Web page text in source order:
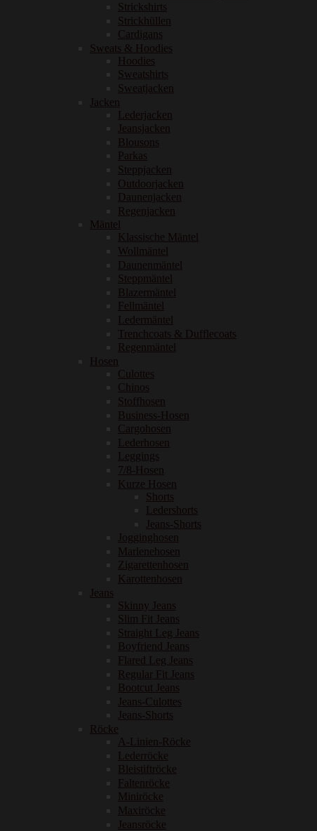
Strickshirts
Strickhüllen
Cardigans
Sweats & Hoodies
Hoodies
Sweatshirts
Sweatjacken
Jacken
Lederjacken
Jeansjacken
Blousons
Parkas
Steppjacken
Outdoorjacken
Daunenjacken
Regenjacken
Mäntel
Klassische Mäntel
Wollmäntel
Daunenmäntel
Steppmäntel
Blazermäntel
Fellmäntel
Ledermäntel
Trenchcoats & Dufflecoats
Regenmäntel
Hosen
Culottes
Chinos
Stoffhosen
Business-Hosen
Cargohosen
Lederhosen
Leggings
7/8-Hosen
Kurze Hosen
Shorts
Ledershorts
Jeans-Shorts
Jogginghosen
Marlenehosen
Zigarettenhosen
Karottenhosen
Jeans
Skinny Jeans
Slim Fit Jeans
Straight Leg Jeans
Boyfriend Jeans
Flared Leg Jeans
Regular Fit Jeans
Bootcut Jeans
Jeans-Culottes
Jeans-Shorts
Röcke
A-Linien-Röcke
Lederröcke
Bleistiftröcke
Faltenröcke
Miniröcke
Maxiröcke
Jeansröcke